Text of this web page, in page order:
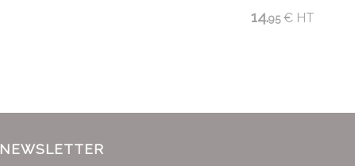
14.95 €HT
NEWSLETTER